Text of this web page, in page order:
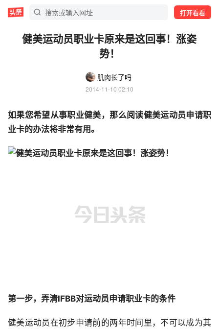
打开看看
健美运动员职业卡原来是这回事！涨姿
势！
肌肉长了吗
2014-11-10 02:10
如果您希望从事职业健美，那么阅读健美运动员申请职
业卡的办法将非常有用。
第一步，弄清IFBB对运动员申请职业卡的条件
健美运动员在初步申请前的两年时间里，不可以成为其